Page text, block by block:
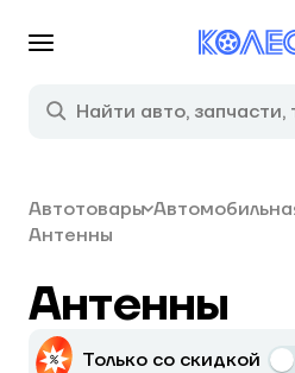
Автотовары
Антенны
Антенны
Только со скидкой